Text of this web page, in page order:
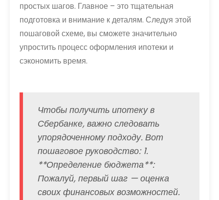
простых шагов. Главное – это тщательная
подготовка и внимание к деталям. Следуя этой
пошаговой схеме, вы сможете значительно
упростить процесс оформления ипотеки и
сэкономить время.
Чтобы получить ипотеку в
Сбербанке, важно следовать
упорядоченному подходу. Вот
пошаговое руководство: 1.
**Определение бюджета**:
Пожалуй, первый шаг — оценка
своих финансовых возможностей.